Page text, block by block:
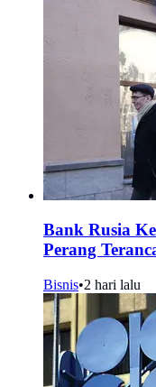
Bank Rusia
Perang
Bisnis•2 hari lalu